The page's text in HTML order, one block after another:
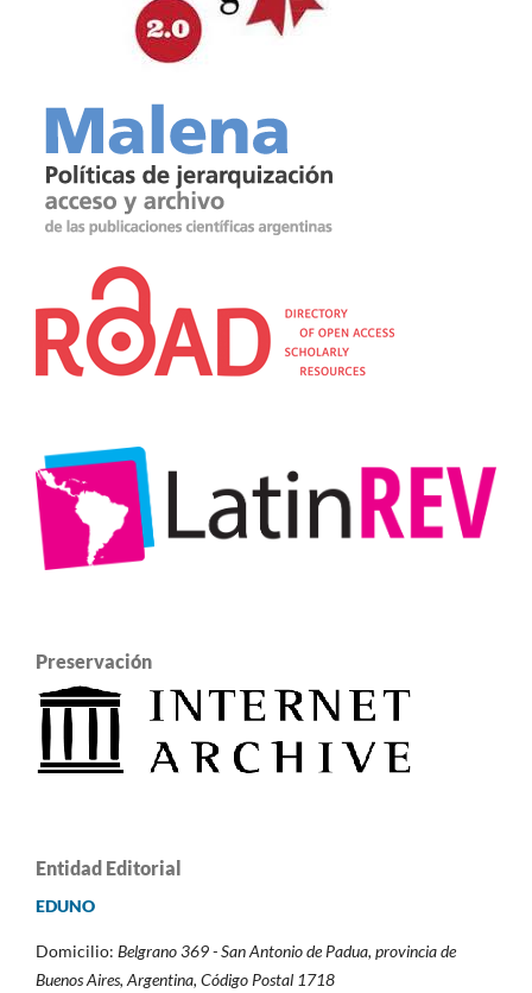
Preservación
Entidad Editorial
EDUNO
Domicilio: Belgrano 369 - San Antonio de Padua, provincia de
Buenos Aires, Argentina, Código Postal 1718